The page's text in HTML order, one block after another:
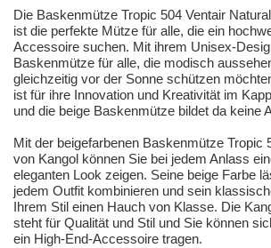
Die Baskenmütze Tropic 504 Ventair
ist die perfekte Mütze für alle, die ein
Accessoire suchen. Mit ihrem Unisex-
Baskenmütze für alle, die modisch
gleichzeitig vor der Sonne schützen
ist für ihre Innovation und Kreativität im
und die beige Baskenmütze bildet da keine
Mit der beigefarbenen Baskenmütze Tropic
von Kangol können Sie bei jedem Anlass
eleganten Look zeigen. Seine beige Farbe
jedem Outfit kombinieren und sein
Ihrem Stil einen Hauch von Klasse. Die
steht für Qualität und Stil und Sie können
ein High-End-Accessoire tragen.